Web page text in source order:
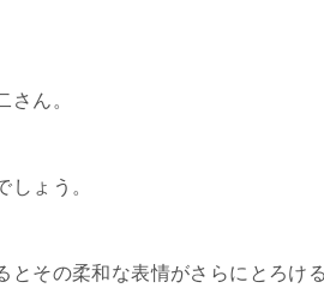
さん。
ょう。
とその柔和な表情がさらにとろけ